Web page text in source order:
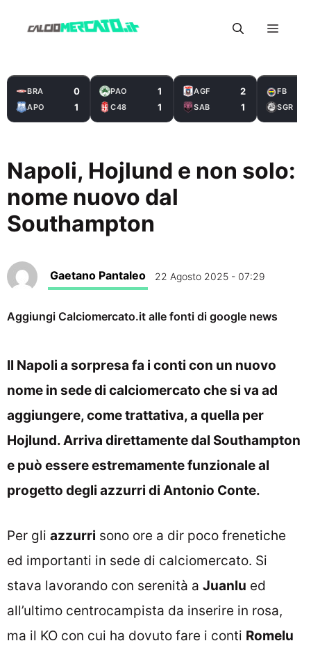
Menu
BRA 0
APO 1
PAO 1
C48 1
AGF 2
SAB 1
FB
SGR
Napoli, Hojlund e non solo:
nome nuovo dal
Southampton
Gaetano Pantaleo 22 Agosto 2025 - 07:29
Aggiungi Calciomercato.it alle fonti di google news
Il Napoli a sorpresa fa i conti con un nuovo
nome in sede di calciomercato che si va ad
aggiungere, come trattativa, a quella per
Hojlund. Arriva direttamente dal Southampton
e può essere estremamente funzionale al
progetto degli azzurri di Antonio Conte.
Per gli azzurri sono ore a dir poco frenetiche
ed importanti in sede di calciomercato. Si
stava lavorando con serenità a Juanlu ed
all’ultimo centrocampista da inserire in rosa,
ma il KO con cui ha dovuto fare i conti Romelu